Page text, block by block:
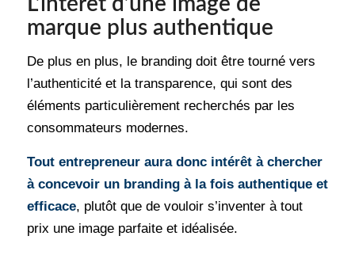
marque plus authentique
De plus en plus, le branding doit être tourné vers
l’authenticité et la transparence, qui sont des
éléments particulièrement recherchés par les
consommateurs modernes.
Tout entrepreneur aura donc intérêt à chercher
à concevoir un branding à la fois authentique et
efficace, plutôt que de vouloir s’inventer à tout
prix une image parfaite et idéalisée.